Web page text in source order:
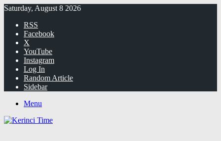
Saturday, August 8 2026
RSS
Facebook
X
YouTube
Instagram
Log In
Random Article
Sidebar
Menu